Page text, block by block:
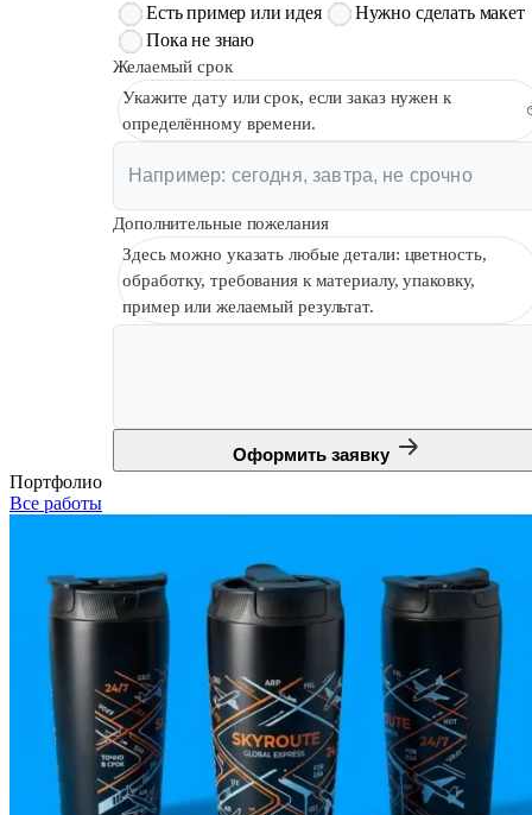
Есть пример или идея
Нужно сделать макет
Пока не знаю
Желаемый срок
Укажите дату или срок, если заказ нужен к
определённому времени.
Дополнительные пожелания
Здесь можно указать любые детали: цветность,
обработку, требования к материалу, упаковку,
пример или желаемый результат.
Оформить заявку
Портфолио
Все работы